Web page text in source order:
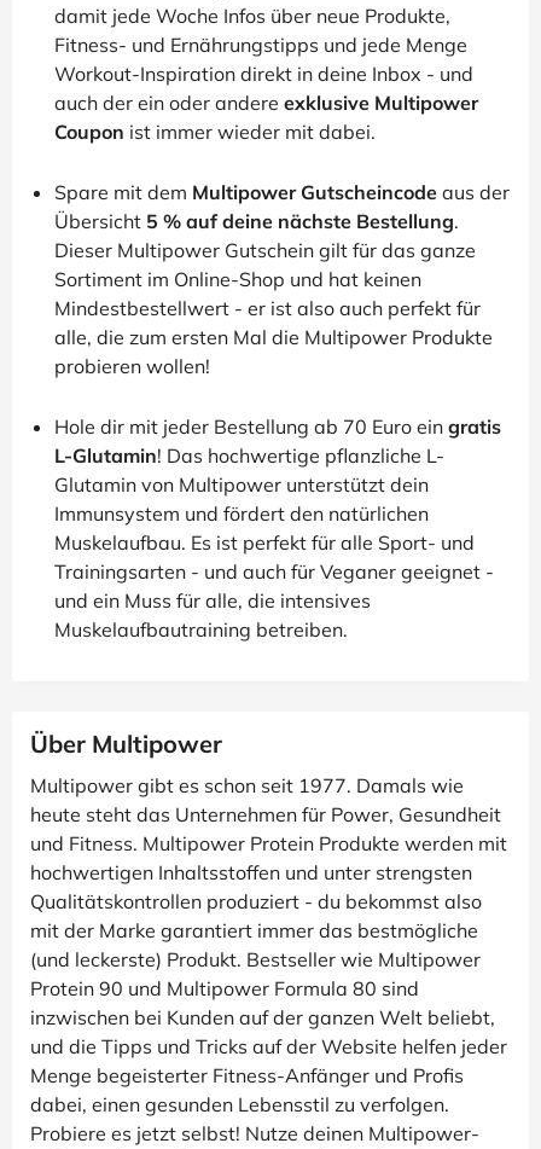
damit jede Woche Infos über neue Produkte,
Fitness- und Ernährungstipps und jede Menge
Workout-Inspiration direkt in deine Inbox - und
auch der ein oder andere exklusive Multipower
Coupon ist immer wieder mit dabei.
Spare mit dem Multipower Gutscheincode aus der
Übersicht 5 % auf deine nächste Bestellung.
Dieser Multipower Gutschein gilt für das ganze
Sortiment im Online-Shop und hat keinen
Mindestbestellwert - er ist also auch perfekt für
alle, die zum ersten Mal die Multipower Produkte
probieren wollen!
Hole dir mit jeder Bestellung ab 70 Euro ein gratis
L-Glutamin! Das hochwertige pflanzliche L-
Glutamin von Multipower unterstützt dein
Immunsystem und fördert den natürlichen
Muskelaufbau. Es ist perfekt für alle Sport- und
Trainingsarten - und auch für Veganer geeignet -
und ein Muss für alle, die intensives
Muskelaufbautraining betreiben.
Über Multipower
Multipower gibt es schon seit 1977. Damals wie
heute steht das Unternehmen für Power, Gesundheit
und Fitness. Multipower Protein Produkte werden mit
hochwertigen Inhaltsstoffen und unter strengsten
Qualitätskontrollen produziert - du bekommst also
mit der Marke garantiert immer das bestmögliche
(und leckerste) Produkt. Bestseller wie Multipower
Protein 90 und Multipower Formula 80 sind
inzwischen bei Kunden auf der ganzen Welt beliebt,
und die Tipps und Tricks auf der Website helfen jeder
Menge begeisterter Fitness-Anfänger und Profis
dabei, einen gesunden Lebensstil zu verfolgen.
Probiere es jetzt selbst! Nutze deinen Multipower-